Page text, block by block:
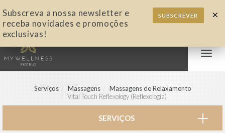
×
Subscreva a nossa newsletter e
receba novidades e promoções
exclusivas!
SUBSCREVER
Serviços Massagens
Massagens de Relaxamento
Vital Touch Reflexology (Reflexologia)
SERVIÇOS